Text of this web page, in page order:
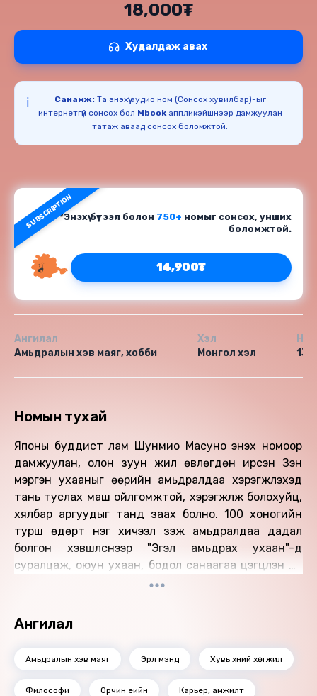
18,000₮
Худалдаж авах
ℹ️ Санамж: Та энэхүү аудио ном (Сонсох хувилбар)-ыг
интернетгүй сонсох бол Mbookаппликэйшнээр дамжуулан
татаж аваад сонсох боломжтой.
SUBSCRIPTION*Энэхүү бүтээл болон 750+ номыг сонсох, унших
боломжтой.
14,900₮
Ангилал
Амьдралын хэв маяг, хобби
Хэл
Монгол хэл
13+
Номын тухай
Японы буддист лам Шунмио Масуно энэхүү номоор
дамжуулан, олон зуун жил өвлөгдөн ирсэн Зэн
мэргэн ухааныг өөрийн амьдралдаа хэрэгжүүлэхэд
тань туслах маш ойлгомжтой, хэрэгжүүлж болохуйц,
хялбар аргуудыг танд заах болно. 100 хоногийн
турш өдөрт нэг хичээл үзэж амьдралдаа дадал
болгон хэвшүүлснээр "Эгэл амьдрах ухаан"-д
суралцаж, оюун ухаан, бодол санаагаа цэгцлэн илүү
амар тайван, аз жаргалтай амьдарч чадна гэдэгт
Бүтээлийг уншсан: Б.Пүрэвдагва
Найруулагч: Д.Баярнэмэх, М.Сүрэнхорлоо
"М Нэмэх" студид бүтээв.
Зохиогчийн эрх хуулиар хамгаалагдсан 2023 он.
Ангилал
Амьдралын хэв маяг Эрүүл мэнд Хувь хүний хөгжил
Философи Орчин үеийн Карьер, амжилт